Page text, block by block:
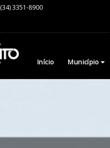
(34) 3351-8900
Início Município